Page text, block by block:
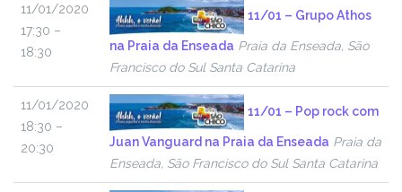
11/01/2020
17:30 –
18:30
11/01 – Grupo Athos
na Praia da Enseada Praia da Enseada, São
Francisco do Sul Santa Catarina
11/01/2020
18:30 –
20:30
11/01 – Pop rock com
Juan Vanguard na Praia da Enseada Praia da
Enseada, São Francisco do Sul Santa Catarina